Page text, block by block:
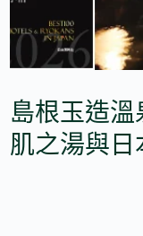
島根玉造
肌之湯與日